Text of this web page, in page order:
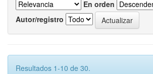
En orden
Autor/registro
Resultados 1-10 de 30.